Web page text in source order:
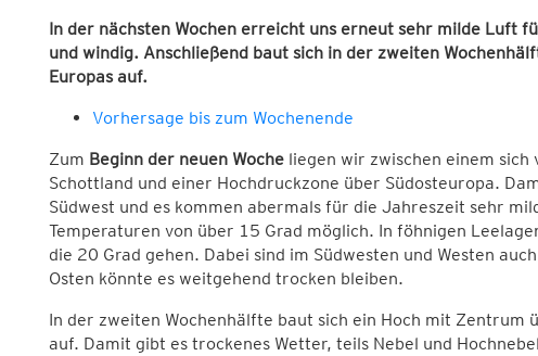
In der nächsten Wochen erreicht uns erneut sehr milde Luft
und windig. Anschließend baut sich in der zweiten
Europas auf.
Vorhersage bis zum Wochenende
Zum Beginn der neuen Woche liegen wir zwischen einem
Schottland und einer Hochdruckzone über Südosteuropa.
Südwest und es kommen abermals für die Jahreszeit sehr
Temperaturen von über 15 Grad möglich. In föhnigen
die 20 Grad gehen. Dabei sind im Südwesten und Westen
Osten könnte es weitgehend trocken bleiben.
In der zweiten Wochenhälfte baut sich ein Hoch mit Zentrum
auf. Damit gibt es trockenes Wetter, teils Nebel und